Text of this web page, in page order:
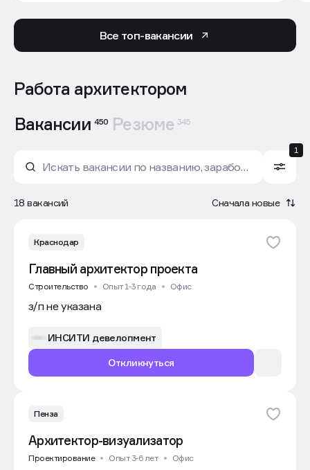
Все топ-вакансии
Работа архитектором
Вакансии 450 Резюме 345
1
18 вакансий Сначала новые
Краснодар
Главный архитектор проекта
Строительство Опыт 1-3 года Офис
з/п не указана
Откликнуться
ИНСИТИ девелопмент
Пенза
Архитектор-визуализатор
Проектирование Опыт 3-6 лет Офис